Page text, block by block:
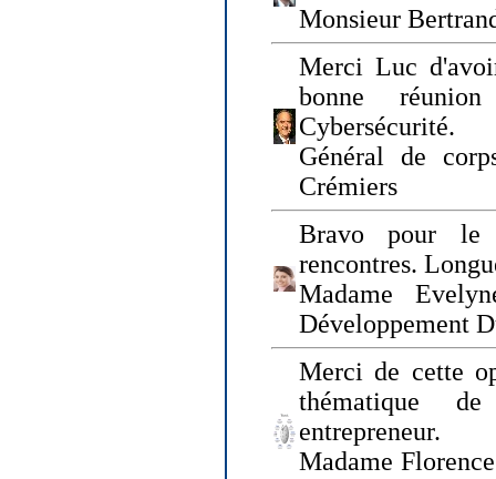
Monsieur
Merci Luc
bonne
Cybersécurité.
Général de
Crémiers
Bravo pour le
rencontres.
Madame
Développement
Merci de cette
thématique
entrepreneur.
Madame